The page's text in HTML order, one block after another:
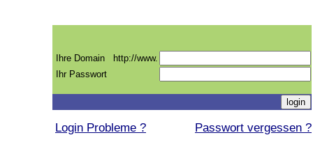
Ihre Domain
http://www.
Ihr Passwort
Login Probleme ? Passwort vergessen ?